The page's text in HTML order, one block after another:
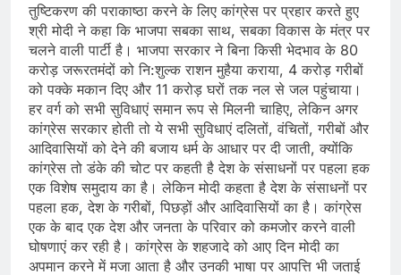
तुष्टिकरण की पराकाष्ठा करने के लिए कांग्रेस पर प्रहार करते हुए
श्री मोदी ने कहा कि भाजपा सबका साथ, सबका विकास के मंत्र पर
चलने वाली पार्टी है। भाजपा सरकार ने बिना किसी भेदभाव के 80
करोड़ जरूरतमंदों को नि:शुल्क राशन मुहैया कराया, 4 करोड़ गरीबों
को पक्के मकान दिए और 11 करोड़ घरों तक नल से जल पहुंचाया।
हर वर्ग को सभी सुविधाएं समान रूप से मिलनी चाहिए, लेकिन अगर
कांग्रेस सरकार होती तो ये सभी सुविधाएं दलितों, वंचितों, गरीबों और
आदिवासियों को देने की बजाय धर्म के आधार पर दी जाती, क्योंकि
कांग्रेस तो डंके की चोट पर कहती है देश के संसाधनों पर पहला हक
एक विशेष समुदाय का है। लेकिन मोदी कहता है देश के संसाधनों पर
पहला हक, देश के गरीबों, पिछड़ों और आदिवासियों का है। कांग्रेस
एक के बाद एक देश और जनता के परिवार को कमजोर करने वाली
घोषणाएं कर रही है। कांग्रेस के शहजादे को आए दिन मोदी का
अपमान करने में मजा आता है और उनकी भाषा पर आपत्ति भी जताई